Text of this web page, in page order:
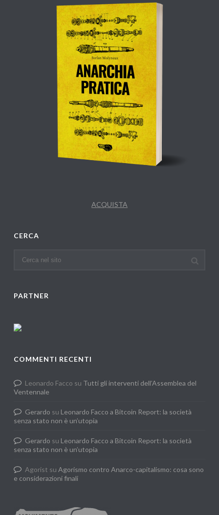
ACQUISTA
CERCA
PARTNER
COMMENTI RECENTI
Leonardo Facco su Tutti gli interventi dell’Assemblea del
Ventennale
Gerardo su Leonardo Facco a Bitcoin Report: la società
senza stato non è un’utopia
Gerardo su Leonardo Facco a Bitcoin Report: la società
senza stato non è un’utopia
Agorist suAgorismo contro Anarco-capitalismo: cosa sono
e considerazioni finali